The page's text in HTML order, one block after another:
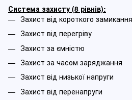
Система захисту (8 рівнів):
Захист від короткого замикання
Захист від перегріву
Захист за ємністю
Захист за часом заряджання
Захист від низької напруги
Захист від перенапруги